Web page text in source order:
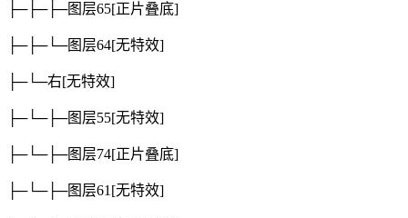
├─├─├─图层65[正片叠底]
├─├─└─图层64[无特效]
├─└─右[无特效]
├─└─├─图层55[无特效]
├─└─├─图层74[正片叠底]
├─└─├─图层61[无特效]